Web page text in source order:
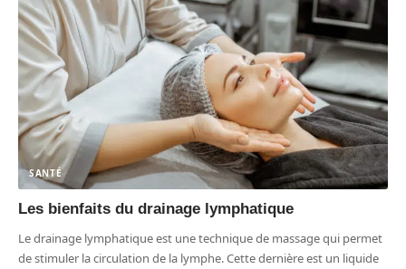
SANTÉ
Les bienfaits du drainage lymphatique
Le drainage lymphatique est une technique de massage qui permet
de stimuler la circulation de la lymphe. Cette dernière est un liquide